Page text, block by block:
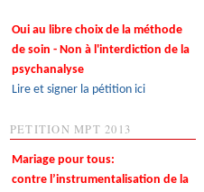
Oui au libre choix de la méthode
de soin - Non à l'interdiction de la
psychanalyse
Lire et signer la pétition ici
PETITION MPT 2013
Mariage pour tous:
contre l’instrumentalisation de la